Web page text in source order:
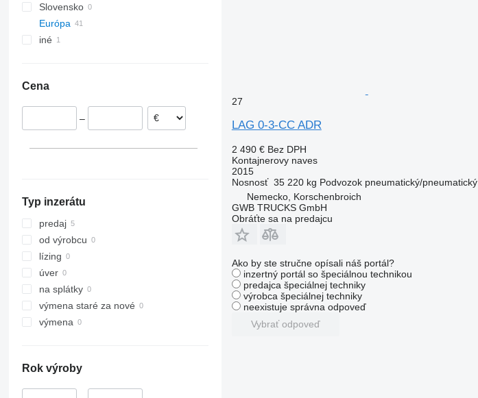
Slovensko
Európa
Korschenbroich
Leipzig
Poľsko
Česko
iné
Cena
–
Typ inzerátu
predaj
od výrobcu
lízing
úver
na splátky
výmena staré za nové
výmena
Rok výroby
27
LAG 0-3-CC ADR
2 490 € Bez DPH
Kontajnerovy naves
2015
Nosnosť 35 220 kg Podvozok pneumatický/pneumatický
Nemecko, Korschenbroich
GWB TRUCKS GmbH
Obráťte sa na predajcu
Ako by ste stručne opísali náš portál?
inzertný portál so špeciálnou technikou
predajca špeciálnej techniky
výrobca špeciálnej techniky
neexistuje správna odpoveď
Vybrať odpoveď